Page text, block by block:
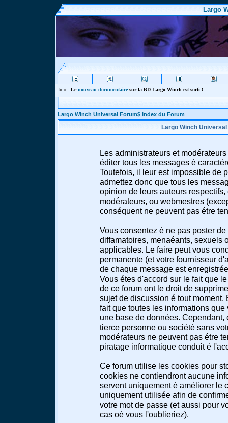
Largo
Info : Lenouveau documentairesur la BD Largo Winch est sorti !
Largo Winch Universal Forum$ Index du Forum
Largo Winch
Les administrateurs et
éditer tous les messages é
Toutefois, il leur est impossible de
admettez donc que tous les
opinion de leurs auteurs
modérateurs, ou webmestres
conséquent ne peuvent pas étre
Vous consentez é ne pas poster
diffamatoires, menaéants, sexuels
applicables. Le faire peut vous
permanente (et votre fournisseur
de chaque message est
Vous étes d'accord sur le fait que
de ce forum ont le droit de
sujet de discussion é tout
fait que toutes les informations
une base de données.
tierce personne ou société sans
modérateurs ne peuvent pas étre
piratage informatique conduit é
Ce forum utilise les cookies pour
cookies ne contiendront aucune
servent uniquement é améliorer le
uniquement utilisée afin de
votre mot de passe (et aussi pour
cas oé vous l'oublieriez).